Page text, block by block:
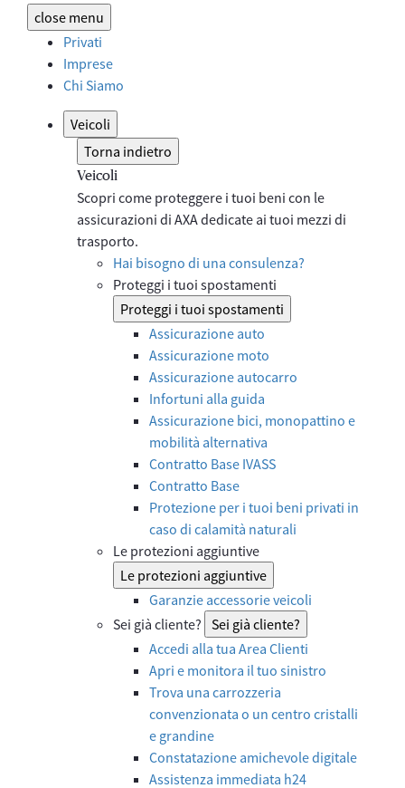
close menu
Privati
Imprese
Chi Siamo
Veicoli
Torna indietro
Veicoli
Scopri come proteggere i tuoi beni con le
assicurazioni di AXA dedicate ai tuoi mezzi di
trasporto.
Hai bisogno di una consulenza?
Proteggi i tuoi spostamenti
Proteggi i tuoi spostamenti
Assicurazione auto
Assicurazione moto
Assicurazione autocarro
Infortuni alla guida
Assicurazione bici, monopattino e
mobilità alternativa
Contratto Base IVASS
Contratto Base
Protezione per i tuoi beni privati in
caso di calamità naturali
Le protezioni aggiuntive
Le protezioni aggiuntive
Garanzie accessorie veicoli
Sei già cliente? Sei già cliente?
Accedi alla tua Area Clienti
Apri e monitora il tuo sinistro
Trova una carrozzeria
convenzionata o un centro cristalli
e grandine
Constatazione amichevole digitale
Assistenza immediata h24